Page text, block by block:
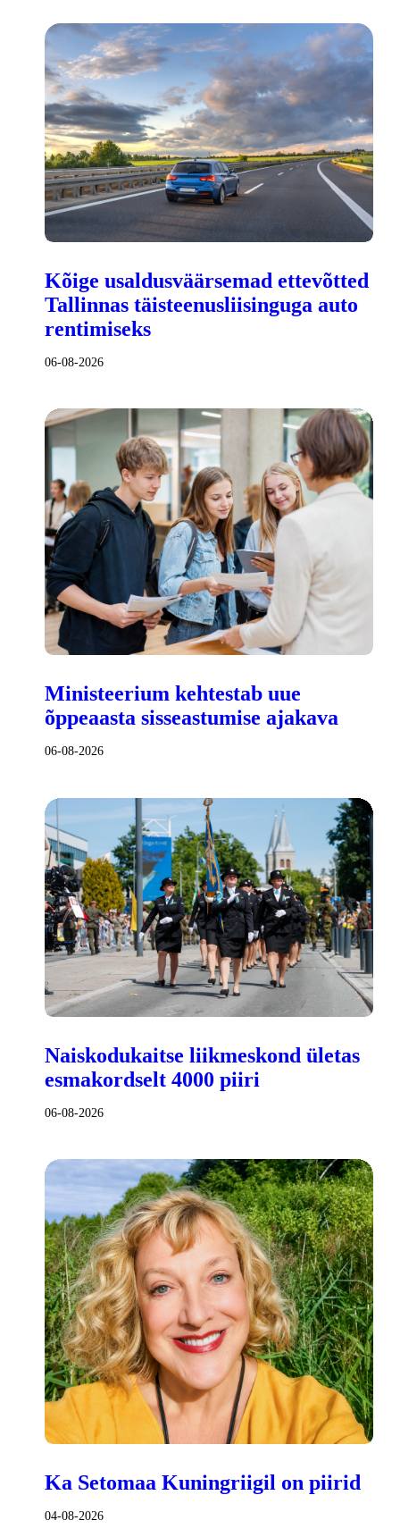
Kõige usaldusväärsemad ettevõtted
Tallinnas täisteenusliisinguga auto
rentimiseks
06-08-2026
Ministeerium kehtestab uue
õppeaasta sisseastumise ajakava
06-08-2026
Naiskodukaitse liikmeskond ületas
esmakordselt 4000 piiri
06-08-2026
Ka Setomaa Kuningriigil on piirid
04-08-2026